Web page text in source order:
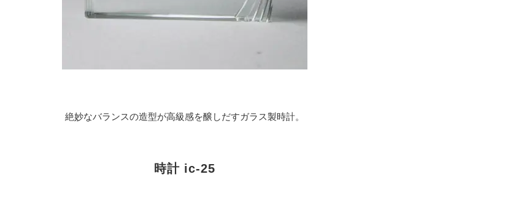
絶妙なバランスの造型が高級感を醸しだすガラス製時計。
時計 ic-25